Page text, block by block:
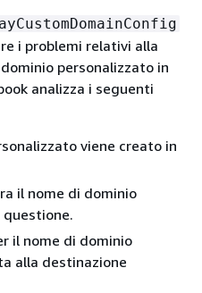
i problemi relativi alla
personalizzato in
analizza i seguenti
viene creato in
il nome di dominio
questione.
il nome di dominio
alla destinazione